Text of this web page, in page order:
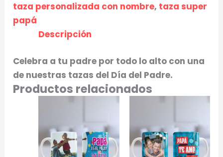
taza personalizada con nombre, taza super
papá
Descripción
Celebra a tu padre por todo lo alto con una
de nuestras tazas del Día del Padre.
Productos relacionados